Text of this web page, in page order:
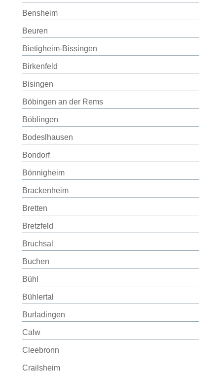
Bensheim
Beuren
Bietigheim-Bissingen
Birkenfeld
Bisingen
Böbingen an der Rems
Böblingen
Bodeslhausen
Bondorf
Bönnigheim
Brackenheim
Bretten
Bretzfeld
Bruchsal
Buchen
Bühl
Bühlertal
Burladingen
Calw
Cleebronn
Crailsheim